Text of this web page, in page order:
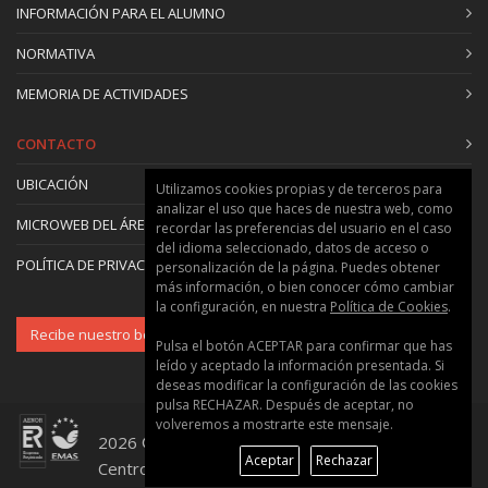
Ejercicios de colocación de la voz. Más sobre la
Presencia vocal y corporal.
Relación entre voz, emoción y seguridad.
Lectura de discursos breves.
Improvisación grupal guiada.
Módulo 2 – Doblaje y locución (Sesiones 5, 6, 7, 8
Sesión 5 – Iniciación al doblaje: fundamentos del
doblaje: sincronización labial, emoción, intención.
Las convenciones del doblaje
Ejercicios prácticos:
Doblaje de frases breves de películas y series.
Sesión 6 – Doblaje de diálogos y escenas.
Trabajo en parejas y grupos con escenas de
películas o series.
INFORMACIÓN PARA EL ALUMNO
NORMATIVA
MEMORIA DE ACTIVIDADES
CONTACTO
UBICACIÓN
MICROWEB DEL ÁREA
POLÍTICA DE PRIVACIDAD Y COOKIES
Recibe nuestro boletín
2026 © Universitat Politècnica de València ::
Centro de Formación Permanente
Utilizamos cookies propias y de terceros para
analizar el uso que haces de nuestra web, como
recordar las preferencias del usuario en el caso
del idioma seleccionado, datos de acceso o
personalización de la página. Puedes obtener
más información, o bien conocer cómo cambiar
la configuración, en nuestra Política de Cookies.
Pulsa el botón ACEPTAR para confirmar que has
leído y aceptado la información presentada. Si
deseas modificar la configuración de las cookies
pulsa RECHAZAR. Después de aceptar, no
volveremos a mostrarte este mensaje.
Aceptar
Rechazar